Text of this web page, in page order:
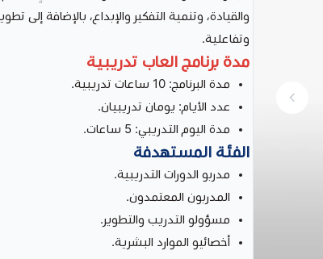
والقيادة، وتنمية التفكير والإبداع، بالإضافة إلى
وتفاعلية.
مدة برنامج العاب تدريبية
مدة البرنامج: 10 ساعات تدريبية.
عدد الأيام: يومان تدريبيان.
مدة اليوم التدريبي: 5 ساعات.
الفئة المستهدفة
مدربو الدورات التدريبية.
المدربون المعتمدون.
مسؤولو التدريب والتطوير.
أخصائيو الموارد البشرية.